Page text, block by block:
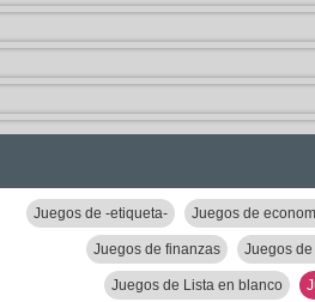
Juegos de -etiqueta- Juegos de
Juegos de finanzas Juegos
Juegos de Lista en blanco